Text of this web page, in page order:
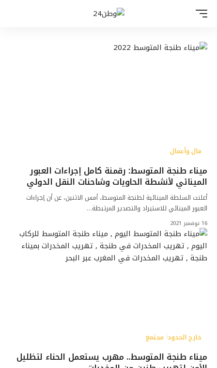
مال وأعمال
ميناء طنجة المتوسط: رقمنة كامل إجراءات العبور
المينائي لأنشطة الحاويات وشاحنات النقل الدولي
أعلنت السلطة المينائية لطنجة المتوسط، أمس الاثنين، عن أن إجراءات
العبور المينائي للاستيراد والتصدير المرتبطة…
16 نوفمبر 2021
خارج الحدود مجتمع
ميناء طنجة المتوسط.. مهرب يستعمل الحناء لتظليل